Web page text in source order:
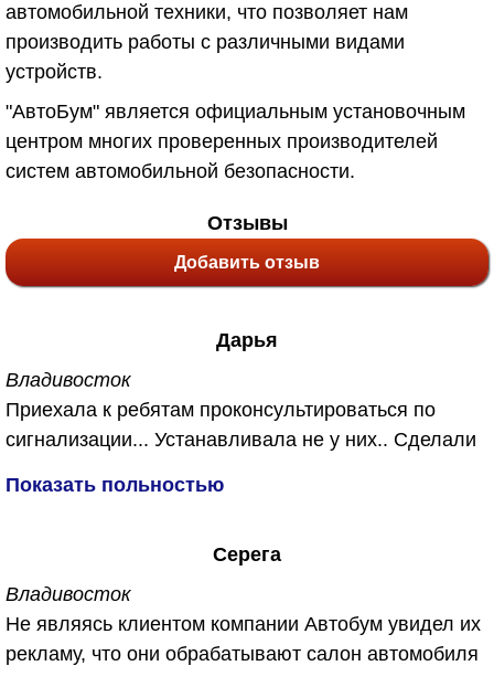
автомобильной техники, что позволяет нам
производить работы с различными видами
устройств.
"АвтоБум" является официальным установочным
центром многих проверенных производителей
систем автомобильной безопасности.
Отзывы
Добавить отзыв
Дарья
Владивосток
Приехала к ребятам проконсультироваться по
сигнализации... Устанавливала не у них.. Сделали
услуга озонирование салона. Не знаю что это
машина у меня после кузовного ремонта я
согласиась с удовольствием. Вы же знаете как
после кузовного ремонта пахнет ужасно в
машине... А сейчас пахнет чистым воздухм.
Показать польностью
Серега
Владивосток
Не являясь клиентом компании Автобум увидел их
рекламу, что они обрабатывают салон автомобиля